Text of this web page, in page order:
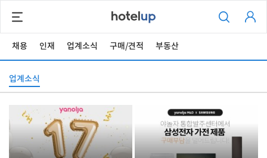
채용 인재 업계소식 구매/견적 부동산
업계소식